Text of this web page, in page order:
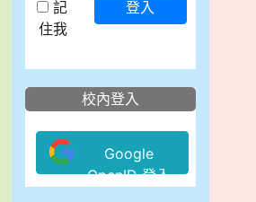
記
住我
登入
校內登入
Google
OpenID 登入